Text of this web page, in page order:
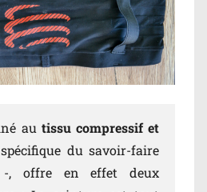
au tissu compressif et
du savoir-faire
, offre en effet deux